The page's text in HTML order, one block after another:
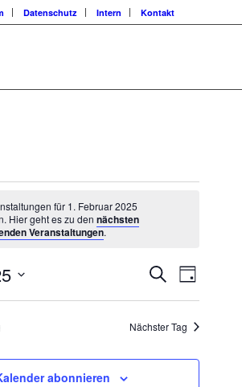
Datenschutz Intern Kontakt
für 1. Februar 2025
Hier geht es zu den nächsten
Veranstaltungen.
Suche
und
SucheTag
Nächster Tag
abonnieren